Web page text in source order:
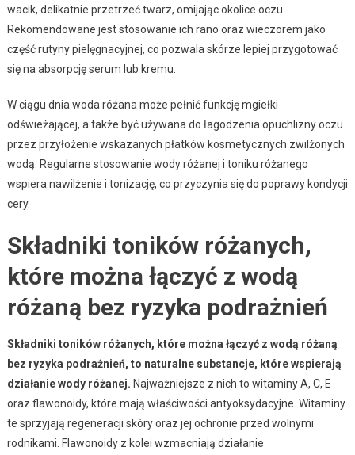
wacik, delikatnie przetrzeć twarz, omijając okolice oczu.
Rekomendowane jest stosowanie ich rano oraz wieczorem jako
część rutyny pielęgnacyjnej, co pozwala skórze lepiej przygotować
się na absorpcję serum lub kremu.
W ciągu dnia woda różana może pełnić funkcję mgiełki
odświeżającej, a także być używana do łagodzenia opuchlizny oczu
przez przyłożenie wskazanych płatków kosmetycznych zwilżonych
wodą. Regularne stosowanie wody różanej i toniku różanego
wspiera nawilżenie i tonizację, co przyczynia się do poprawy kondycji
cery.
Składniki toników różanych,
które można łączyć z wodą
różaną bez ryzyka podrażnień
Składniki toników różanych, które można łączyć z wodą różaną
bez ryzyka podrażnień, to naturalne substancje, które wspierają
działanie wody różanej. Najważniejsze z nich to witaminy A, C, E
oraz flawonoidy, które mają właściwości antyoksydacyjne. Witaminy
te sprzyjają regeneracji skóry oraz jej ochronie przed wolnymi
rodnikami. Flawonoidy z kolei wzmacniają działanie